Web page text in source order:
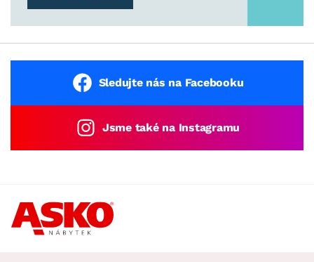
Sledujte nás na Facebooku
Jsme také na Instagramu